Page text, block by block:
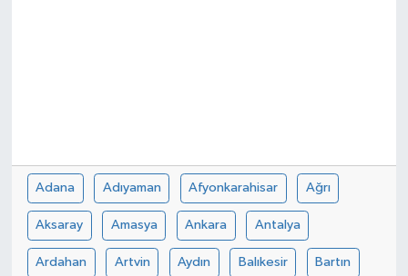
Adana Adıyaman Afyonkarahisar Ağrı
Aksaray Amasya Ankara Antalya
Ardahan Artvin Aydın Balıkesir Bartın